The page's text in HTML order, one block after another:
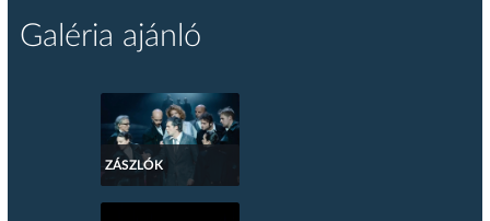
Galéria ajánló
ZÁSZLÓK